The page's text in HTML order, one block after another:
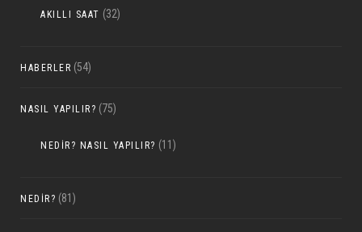
AKILLI SAAT (32)
HABERLER (54)
NASIL YAPILIR? (75)
NEDIR? NASIL YAPILIR? (11)
NEDIR? (81)